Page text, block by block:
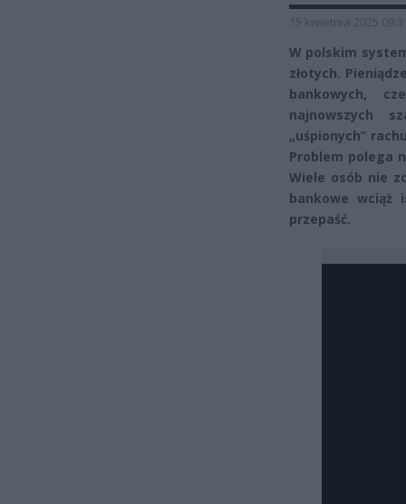
15 kwietnia 2025
W polskim
złotych.
bankowych,
najnowszych
„uśpionych”
Problem polega
Wiele osób nie
bankowe wciąż
przepaść.